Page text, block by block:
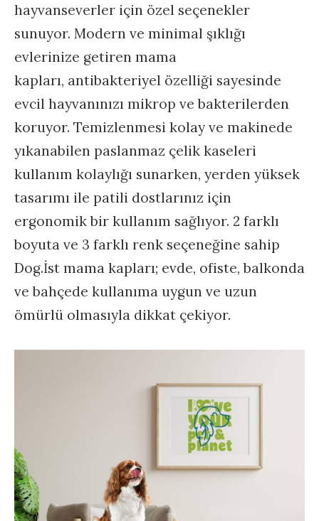
hayvanseverler için özel seçenekler
sunuyor. Modern ve minimal şıklığı
evlerinize getiren mama
kapları, antibakteriyel özelliği sayesinde
evcil hayvanınızı mikrop ve bakterilerden
koruyor. Temizlenmesi kolay ve makinede
yıkanabilen paslanmaz çelik kaseleri
kullanım kolaylığı sunarken, yerden yüksek
tasarımı ile patili dostlarınız için
ergonomik bir kullanım sağlıyor. 2 farklı
boyuta ve 3 farklı renk seçeneğine sahip
Dog.İst mama kapları; evde, ofiste, balkonda
ve bahçede kullanıma uygun ve uzun
ömürlü olmasıyla dikkat çekiyor.